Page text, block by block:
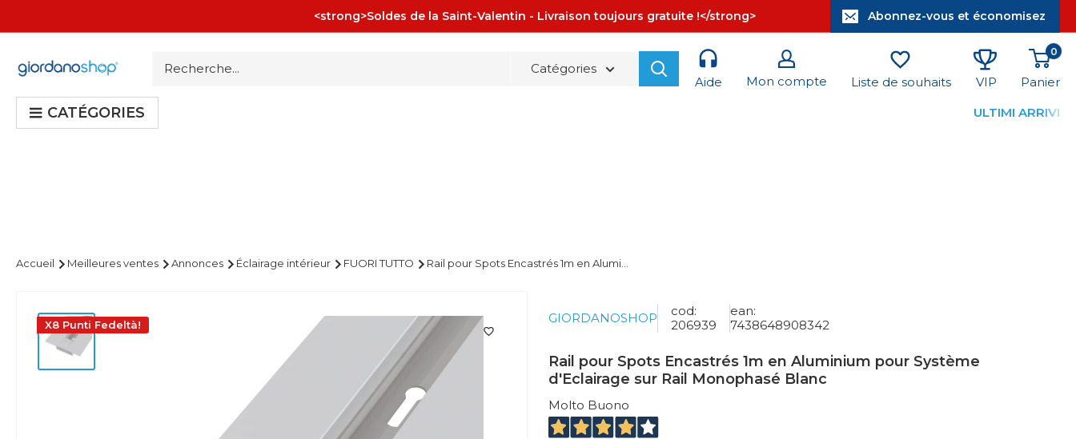
au
<strong>Soldes de la Saint-Valentin - Livraison toujours gratuite !</strong> Abonnez-vous et économisez
Giordano
Catégories
Aide
Mon compte Liste de souhaits VIP
0
Panier
CATÉGORIES ULTIMI ARRIVI
Accueil Meilleures ventes Annonces Éclairage intérieur FUORI TUTTO Rail pour Spots Encastrés 1m en Alumi...
X8 Punti Fedeltà! GIORDANOSHOP
cod:
206939
ean:
7438648908342
Rail pour Spots Encastrés 1m en Aluminium pour Système
d'Eclairage sur Rail Monophasé Blanc
Molto Buono